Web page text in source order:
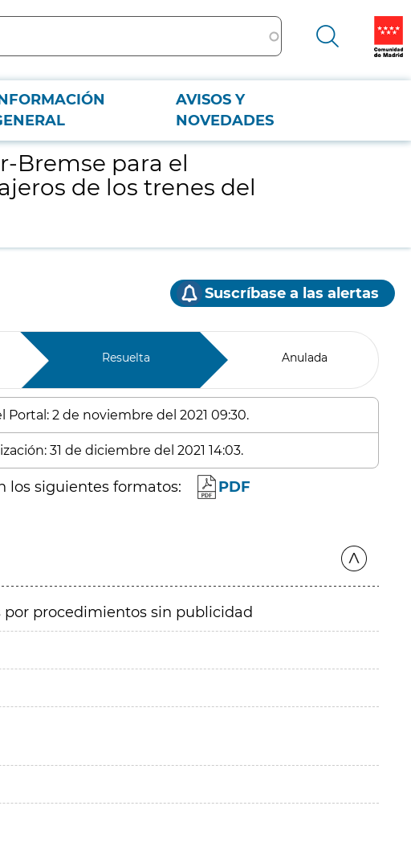
AVISOS Y
NOVEDADES
de los trenes del material móvil de la Serie 9000 de Metro de Madrid
Bremse para el
de los trenes del
Suscríbase a las alertas
Resuelta Anulada
2 de noviembre del 2021 09:30.
31 de diciembre del 2021 14:03.
los siguientes formatos: PDF
por procedimientos sin publicidad